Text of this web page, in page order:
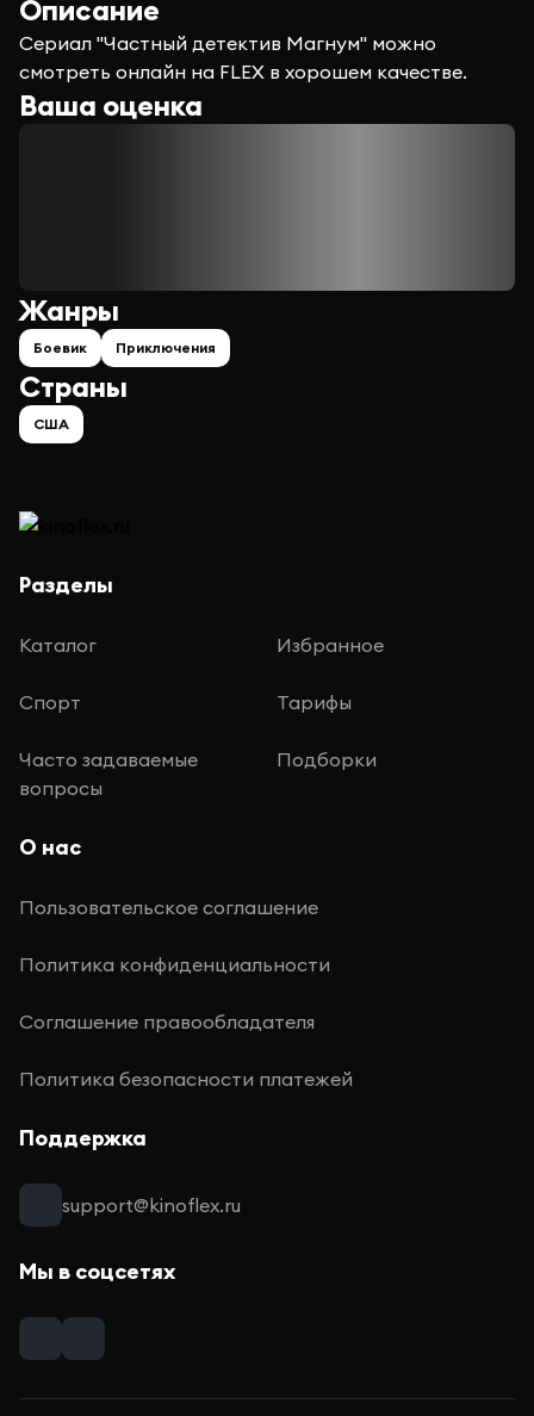
Описание
Сериал "Частный детектив Магнум" можно
смотреть онлайн на FLEX в хорошем качестве.
Ваша оценка
Страны
США
Жанры
Боевик Приключения
Разделы
Каталог Избранное
Спорт Тарифы
Часто задаваемые
вопросы
Подборки
О нас
Пользовательское соглашение
Политика конфиденциальности
Соглашение правообладателя
Политика безопасности платежей
Поддержка
support@kinoflex.ru
Мы в соцсетях